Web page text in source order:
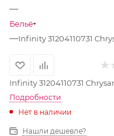
—
Бельё
—Infinity 31204110731
Infinity 31204110731
Подробности
Нет в наличии
Нашли дешевле?